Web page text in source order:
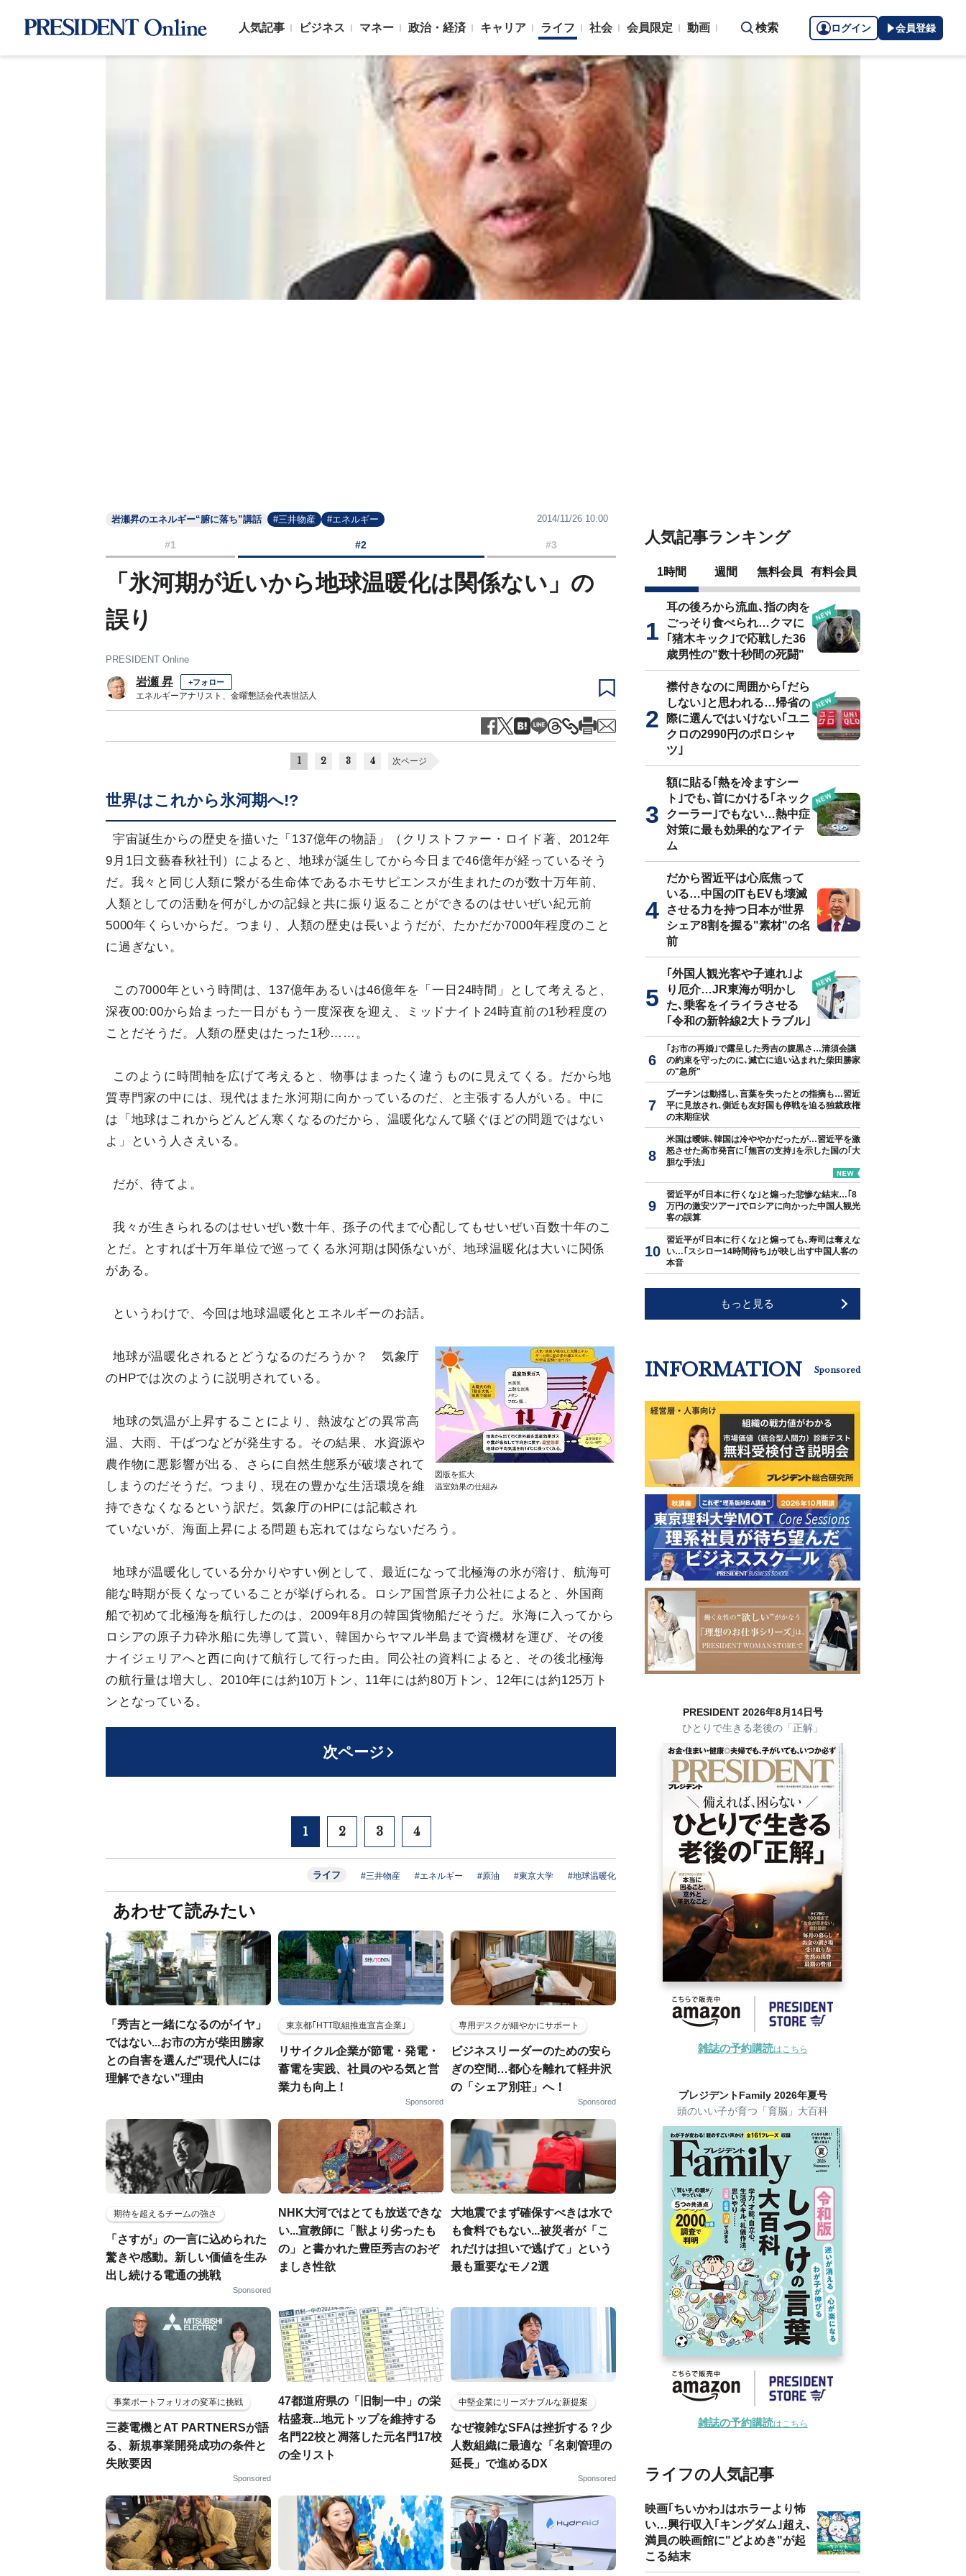
人気記事 ビジネス マネー 政治・経済 キャリア ライフ 社会 会員限定 動画 検索 ログイン 会員登録
岩瀬昇のエネルギー“腑に落ち”講話 #三井物産 #エネルギー 2014/11/26 10:00
#1 #2 #3
「氷河期が近いから地球温暖化は関係ない」の
誤り
PRESIDENT Online
岩瀬 昇 +フォロー
エネルギーアナリスト、金曜懇話会代表世話人
1 2 3 4 次ページ
世界はこれから氷河期へ!?
宇宙誕生からの歴史を描いた「137億年の物語」（クリストファー・ロイド著、2012年
9月1日文藝春秋社刊）によると、地球が誕生してから今日まで46億年が経っているそう
だ。我々と同じ人類に繋がる生命体であるホモサピエンスが生まれたのが数十万年前、
人類としての活動を何がしかの記録と共に振り返ることができるのはせいぜい紀元前
5000年くらいからだ。つまり、人類の歴史は長いようだが、たかだか7000年程度のこと
に過ぎない。
この7000年という時間は、137億年あるいは46億年を「一日24時間」として考えると、
深夜00:00から始まった一日がもう一度深夜を迎え、ミッドナイト24時直前の1秒程度の
ことだそうだ。人類の歴史はたった1秒……。
このように時間軸を広げて考えると、物事はまったく違うものに見えてくる。だから地
質専門家の中には、現代はまた氷河期に向かっているのだ、と主張する人がいる。中に
は「地球はこれからどんどん寒くなるのだから、温暖化なんて騒ぐほどの問題ではない
よ」という人さえいる。
だが、待てよ。
我々が生きられるのはせいぜい数十年、孫子の代まで心配してもせいぜい百数十年のこ
とだ。とすれば十万年単位で巡ってくる氷河期は関係ないが、地球温暖化は大いに関係
がある。
というわけで、今回は地球温暖化とエネルギーのお話。
図版を拡大
温室効果の仕組み
地球が温暖化されるとどうなるのだろうか？ 気象庁
のHPでは次のように説明されている。
地球の気温が上昇することにより、熱波などの異常高
温、大雨、干ばつなどが発生する。その結果、水資源や
農作物に悪影響が出る、さらに自然生態系が破壊されて
しまうのだそうだ。つまり、現在の豊かな生活環境を維
持できなくなるという訳だ。気象庁のHPには記載され
ていないが、海面上昇による問題も忘れてはならないだろう。
地球が温暖化している分かりやすい例として、最近になって北極海の氷が溶け、航海可
能な時期が長くなっていることが挙げられる。ロシア国営原子力公社によると、外国商
船で初めて北極海を航行したのは、2009年8月の韓国貨物船だそうだ。氷海に入ってから
ロシアの原子力砕氷船に先導して貰い、韓国からヤマル半島まで資機材を運び、その後
ナイジェリアへと西に向けて航行して行った由。同公社の資料によると、その後北極海
の航行量は増大し、2010年には約10万トン、11年には約80万トン、12年には約125万ト
ンとなっている。
次ページ
1 2 3 4
ライフ #三井物産 #エネルギー #原油 #東京大学 #地球温暖化
あわせて読みたい
「秀吉と一緒になるのがイヤ」
ではない...お市の方が柴田勝家
との自害を選んだ"現代人には
理解できない"理由
東京都｢HTT取組推進宣言企業｣
リサイクル企業が節電・発電・
蓄電を実践、社員のやる気と営
業力も向上！
Sponsored
専用デスクが細やかにサポート
ビジネスリーダーのための安ら
ぎの空間…都心を離れて軽井沢
の「シェア別荘」へ！
Sponsored
期待を超えるチームの強さ
「さすが」の一言に込められた
驚きや感動。新しい価値を生み
出し続ける電通の挑戦
Sponsored
NHK大河ではとても放送できな
い...宣教師に「獣より劣ったも
の」と書かれた豊臣秀吉のおぞ
ましき性欲
大地震でまず確保すべきは水で
も食料でもない...被災者が「こ
れだけは担いで逃げて」という
最も重要なモノ2選
事業ポートフォリオの変革に挑戦
三菱電機とAT PARTNERSが語
る、新規事業開発成功の条件と
失敗要因
Sponsored
47都道府県の「旧制一中」の栄
枯盛衰...地元トップを維持する
名門22校と凋落した元名門17校
の全リスト
中堅企業にリーズナブルな新提案
なぜ複雑なSFAは挫折する？少
人数組織に最適な「名刺管理の
延長」で進めるDX
Sponsored
人気記事ランキング
1時間 週間 無料会員 有料会員
耳の後ろから流血､指の肉を
ごっそり食べられ…クマに
｢猪木キック｣で応戦した36
歳男性の"数十秒間の死闘"
襟付きなのに周囲から｢だら
しない｣と思われる…帰省の
際に選んではいけない｢ユニ
クロの2990円のポロシャ
ツ｣
額に貼る｢熱を冷ますシー
ト｣でも､首にかける｢ネック
クーラー｣でもない…熱中症
対策に最も効果的なアイテ
ム
だから習近平は心底焦って
いる…中国のITもEVも壊滅
させる力を持つ日本が世界
シェア8割を握る"素材"の名
前
｢外国人観光客や子連れ｣よ
り厄介…JR東海が明かし
た､乗客をイライラさせる
｢令和の新幹線2大トラブル｣
｢お市の再婚｣で露呈した秀吉の腹黒さ…清須会議
の約束を守ったのに､滅亡に追い込まれた柴田勝家
の"急所"
プーチンは動揺し､言葉を失ったとの指摘も…習近
平に見放され､側近も友好国も停戦を迫る独裁政権
の末期症状
米国は曖昧､韓国は冷ややかだったが…習近平を激
怒させた高市発言に｢無言の支持｣を示した国の｢大
胆な手法｣
習近平が｢日本に行くな｣と煽った悲惨な結末…｢8
万円の激安ツアー｣でロシアに向かった中国人観光
客の誤算
習近平が｢日本に行くな｣と煽っても､寿司は奪えな
い…｢スシロー14時間待ち｣が映し出す中国人客の
本音
もっと見る
INFORMATION Sponsored
PRESIDENT 2026年8月14日号
ひとりで生きる老後の「正解」
雑誌の予約購読はこちら
プレジデントFamily 2026年夏号
頭のいい子が育つ「育脳」大百科
雑誌の予約購読はこちら
ライフの人気記事
映画｢ちいかわ｣はホラーより怖
い…興行収入｢キングダム｣超え､
満員の映画館に"どよめき"が起
こる結末